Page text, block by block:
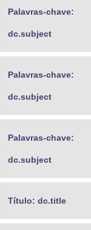
Palavras-chave:
dc.subject
Palavras-chave:
dc.subject
Palavras-chave:
dc.subject
Título: dc.title